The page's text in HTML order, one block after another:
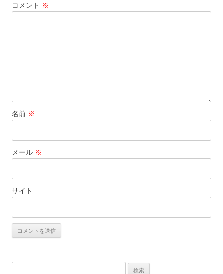
シ
コメント ※
名前 ※
メール ※
サイト